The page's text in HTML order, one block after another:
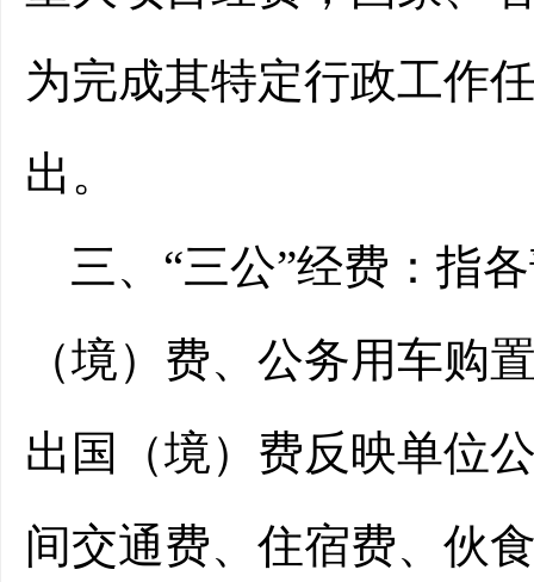
为完成其特定行政工作
出。
三、“三公”经费： 指
（境）费、公务用车购
出国（境）费反映单位
间交通费、住宿费、伙